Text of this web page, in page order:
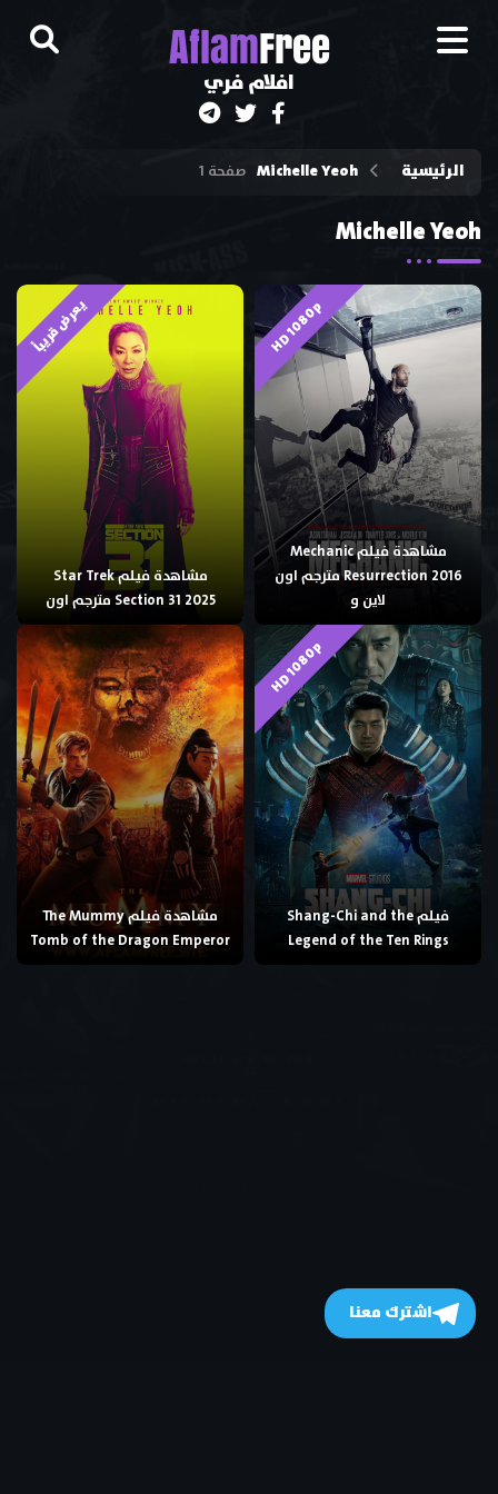
AflamFree
افلام فري
الرئيسية Michelle Yeoh صفحة 1
Michelle Yeoh
HD 1080p
مشاهدة فيلم Mechanic
Resurrection 2016 مترجم اون
لاين و
يعرض قريباً
مشاهدة فيلم Star Trek
Section 31 2025 مترجم اون
HD 1080p
فيلم Shang-Chi and the
Legend of the Ten Rings
مشاهدة فيلم The Mummy
Tomb of the Dragon Emperor
اشترك معنا